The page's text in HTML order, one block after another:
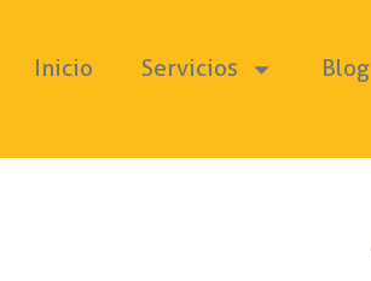
Inicio Servicios Blog